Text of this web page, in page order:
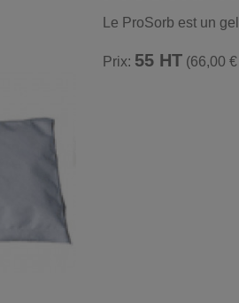
Le ProSorb est un
Prix: 55 HT (66,00